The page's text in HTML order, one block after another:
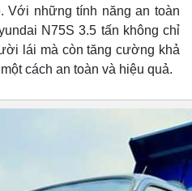
Với những tính năng an toàn
N75S 3.5 tấn không chỉ
lái mà còn tăng cường khả
cách an toàn và hiệu quả.